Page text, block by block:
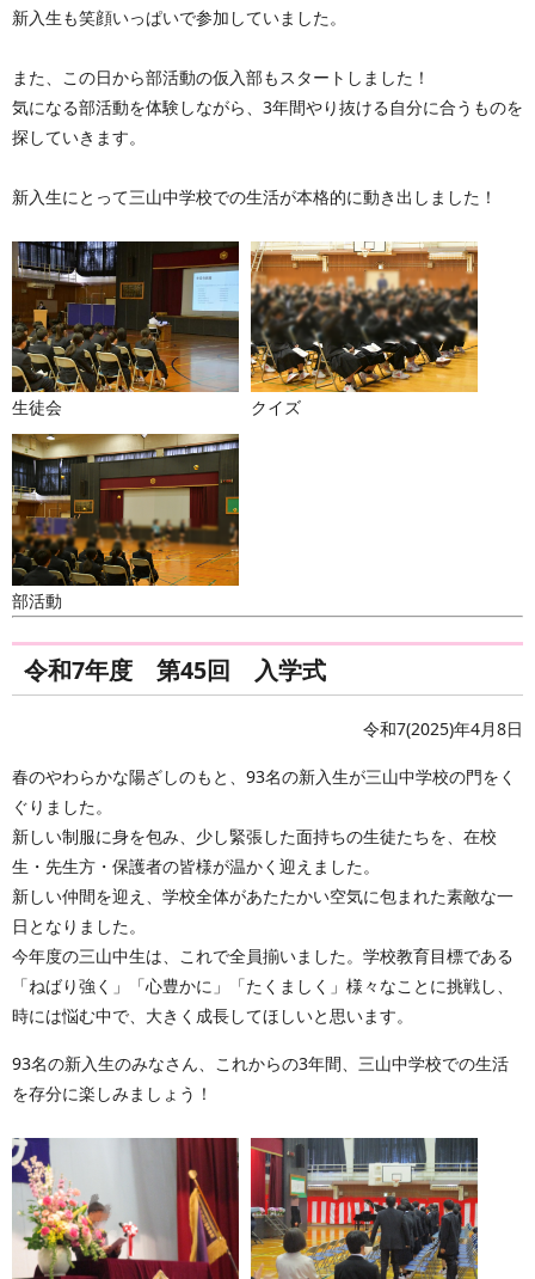
新入生も笑顔いっぱいで参加していました。
また、この日から部活動の仮入部もスタートしました！
気になる部活動を体験しながら、3年間やり抜ける自分に合うものを
探していきます。
新入生にとって三山中学校での生活が本格的に動き出しました！
生徒会 クイズ
部活動
令和7年度 第45回 入学式
令和7(2025)年4月8日
春のやわらかな陽ざしのもと、93名の新入生が三山中学校の門をく
ぐりました。
新しい制服に身を包み、少し緊張した面持ちの生徒たちを、在校
生・先生方・保護者の皆様が温かく迎えました。
新しい仲間を迎え、学校全体があたたかい空気に包まれた素敵な一
日となりました。
今年度の三山中生は、これで全員揃いました。学校教育目標である
「ねばり強く」「心豊かに」「たくましく」様々なことに挑戦し、
時には悩む中で、大きく成長してほしいと思います。
93名の新入生のみなさん、これからの3年間、三山中学校での生活
を存分に楽しみましょう！